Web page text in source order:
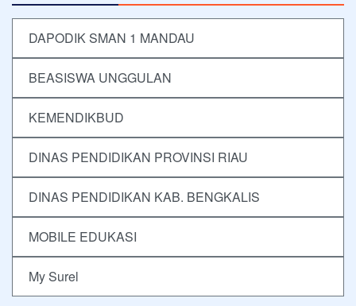
DAPODIK SMAN 1 MANDAU
BEASISWA UNGGULAN
KEMENDIKBUD
DINAS PENDIDIKAN PROVINSI RIAU
DINAS PENDIDIKAN KAB. BENGKALIS
MOBILE EDUKASI
My Surel